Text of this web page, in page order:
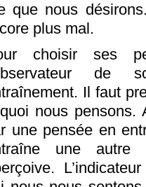
que nous
plus mal.
choisir ses
de
Il faut
nous pensons.
une pensée en
une autre